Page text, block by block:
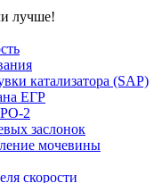
лучше!
катализатора (SAP)
ЕГР
2
заслонок
мочевины
скорости